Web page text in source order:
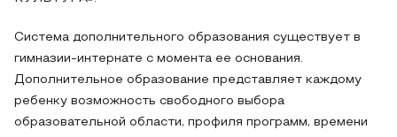
Система дополнительного образования существует в
гимназии-интернате с момента ее основания.
Дополнительное образование представляет каждому
ребенку возможность свободного выбора
образовательной области, профиля программ, времени